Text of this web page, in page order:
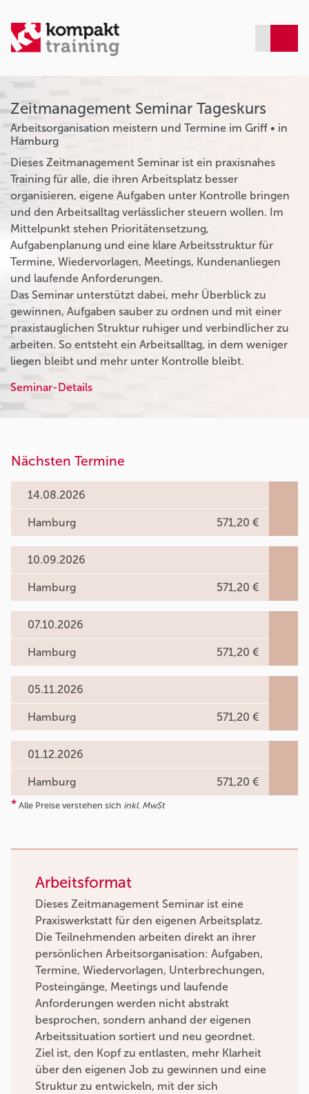
Zeitmanagement Seminar Tageskurs
Arbeitsorganisation meistern und Termine im Griff • in
Hamburg
Dieses Zeitmanagement Seminar ist ein praxisnahes
Training für alle, die ihren Arbeitsplatz besser
organisieren, eigene Aufgaben unter Kontrolle bringen
und den Arbeitsalltag verlässlicher steuern wollen. Im
Mittelpunkt stehen Prioritätensetzung,
Aufgabenplanung und eine klare Arbeitsstruktur für
Termine, Wiedervorlagen, Meetings, Kundenanliegen
und laufende Anforderungen.
Das Seminar unterstützt dabei, mehr Überblick zu
gewinnen, Aufgaben sauber zu ordnen und mit einer
praxistauglichen Struktur ruhiger und verbindlicher zu
arbeiten. So entsteht ein Arbeitsalltag, in dem weniger
liegen bleibt und mehr unter Kontrolle bleibt.
Seminar-Details
Nächsten Termine
14.08.2026
Hamburg 571,20 €
10.09.2026
Hamburg 571,20 €
07.10.2026
Hamburg 571,20 €
05.11.2026
Hamburg 571,20 €
01.12.2026
Hamburg 571,20 €
* Alle Preise verstehen sich inkl. MwSt
Arbeitsformat
Dieses Zeitmanagement Seminar ist eine
Praxiswerkstatt für den eigenen Arbeitsplatz.
Die Teilnehmenden arbeiten direkt an ihrer
persönlichen Arbeitsorganisation: Aufgaben,
Termine, Wiedervorlagen, Unterbrechungen,
Posteingänge, Meetings und laufende
Anforderungen werden nicht abstrakt
besprochen, sondern anhand der eigenen
Arbeitssituation sortiert und neu geordnet.
Ziel ist, den Kopf zu entlasten, mehr Klarheit
über den eigenen Job zu gewinnen und eine
Struktur zu entwickeln, mit der sich